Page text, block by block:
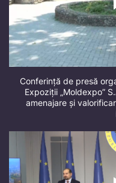
Conferință de presă
Expoziții „Moldexpo”
amenajare și